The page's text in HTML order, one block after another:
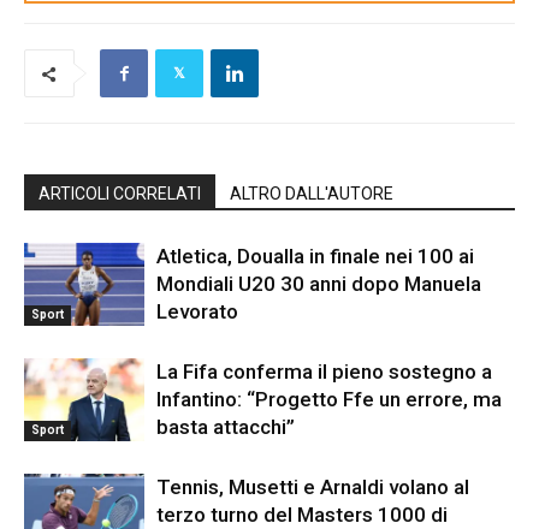
ARTICOLI CORRELATI ALTRO DALL'AUTORE
Sport
Atletica, Doualla in finale nei 100 ai
Mondiali U20 30 anni dopo Manuela
Levorato
Sport
La Fifa conferma il pieno sostegno a
Infantino: “Progetto Ffe un errore, ma
basta attacchi”
Tennis, Musetti e Arnaldi volano al
terzo turno del Masters 1000 di